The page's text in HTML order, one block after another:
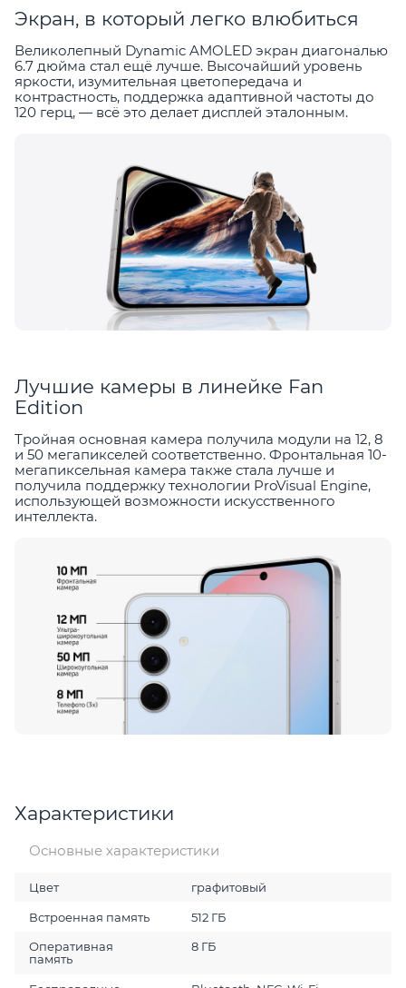
Экран, в который легко влюбиться
Великолепный Dynamic AMOLED экран диагональю
6.7 дюйма стал ещё лучше. Высочайший уровень
яркости, изумительная цветопередача и
контрастность, поддержка адаптивной частоты до
120 герц, — всё это делает дисплей эталонным.
Лучшие камеры в линейке Fan
Edition
Тройная основная камера получила модули на 12, 8
и 50 мегапикселей соответственно. Фронтальная 10-
мегапиксельная камера также стала лучше и
получила поддержку технологии ProVisual Engine,
использующей возможности искусственного
интеллекта.
Характеристики
Основные характеристики
Цвет графитовый
Встроенная память 512 ГБ
Оперативная
память
8 ГБ